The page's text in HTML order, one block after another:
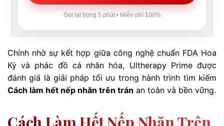
Gọi lại trong 5 phút • Miễn phí 100%
Chính nhờ sự kết hợp giữa công nghệ chuẩn FDA Hoa
Kỳ và phác đồ cá nhân hóa, Ultherapy Prime được
đánh giá là giải pháp tối ưu trong hành trình tìm kiếm
Cách làm hết nếp nhăn trên trán an toàn và bền vững.